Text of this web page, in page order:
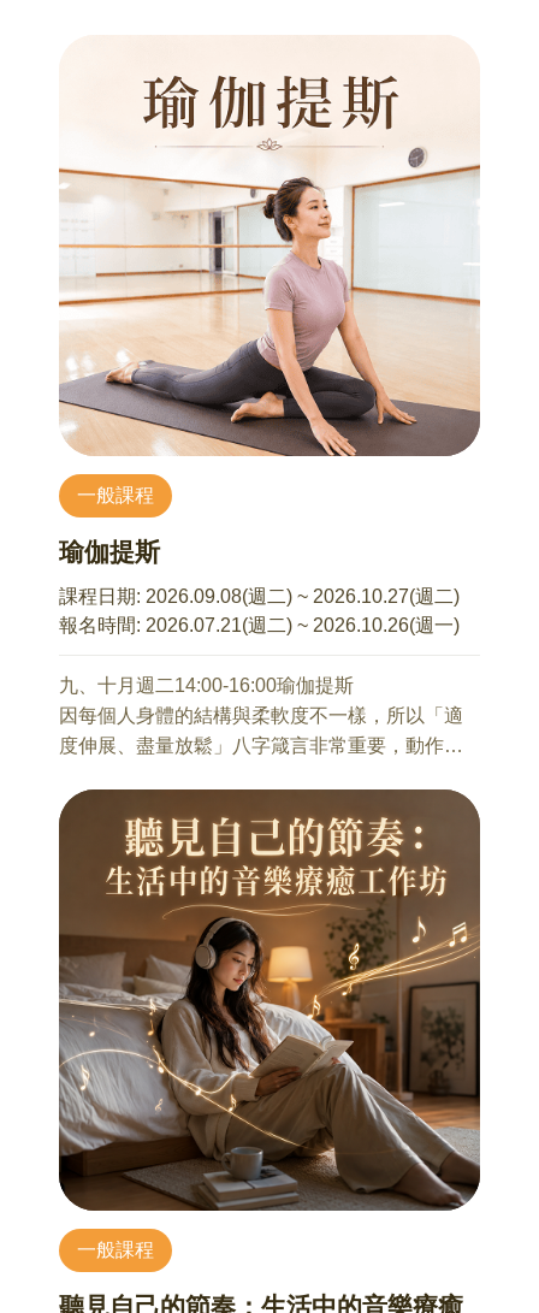
不需任何花藝基礎也可輕鬆完成
只需享受與花草相處的午後時光
愉悅地將美感帶進生活中
(一)花材、器材簡介與示範
(二)軟鐵絲建立結構與插花
(三)成品欣賞
【課程資訊】
⏺︎ 授課講師： 陳芝宇 老師
⏺︎ 費用已含所有材料：800元
⏺︎ 最低開課人數：7人
⏺︎ 需自備物品：一支花藝剪刀(若無，一般剪刀亦
⏺︎ 材料(花材依當日提供為準，恕不指定)：主花、
配花、葉材、花器、海綿、鐵絲、竹籤
(下列花藝照片僅供參考)
⏺︎ 預計報名繳費截止日：2026年9月1日
一般課程
瑜伽提斯
課程日期: 2026.09.08(週二) ~ 2026.10.27(週二)
報名時間: 2026.07.21(週二) ~ 2026.10.26(週一)
九、十月週二14:00-16:00瑜伽提斯
因每個人身體的結構與柔軟度不一樣，所以「適
度伸展、盡量放鬆」八字箴言非常重要，動作
要在個人極限範圍內，溫和的伸展肢體即可。
課程目標：調節體重、修勻曲線、結實肌肉、消
除緊張、平衡情緒、改變體質、增進健康、預防
疾病、延緩老化。
【課程資訊】
授課講師：張蕙莉 老師
講師介紹：日本瑜珈指導協會，瑜珈技能健美指
導教師
內湖社區大學94年度金牌講師、台北市東區電信
局、(信義、內湖、松山、南港)社區大學、臺北市
藝文推廣處、市政府民政局民生社區中心
開課堂數：一期八堂，9/8、9/15、9/22、9/29、
10/6、10/13、10/20、10/27 (9/1老師有事，故不
開課)
一般課程
聽見自己的節奏：生活中的音樂療癒